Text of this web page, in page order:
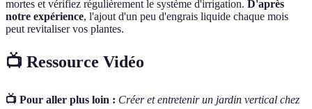
mortes et vérifiez régulièrement le système d'irrigation. D'après
notre expérience, l'ajout d'un peu d'engrais liquide chaque mois
peut revitaliser vos plantes.
📺 Ressource Vidéo
📺 Pour aller plus loin : Créer et entretenir un jardin vertical chez